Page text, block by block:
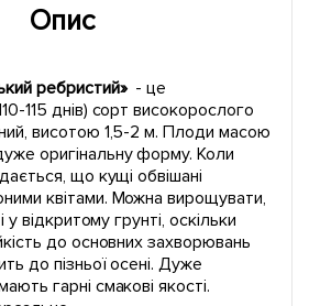
Опис
ребристий»- це
115 днів) сорт високорослого
висотою 1,5-2 м. Плоди масою
оригінальну форму. Коли
що кущі обвішані
квітами. Можна вирощувати,
у відкритому грунті, оскільки
до основних захворювань
до пізньої осені. Дуже
гарні смакові якості.